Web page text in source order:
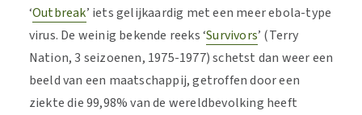
‘Outbreak’ iets gelijkaardig met een meer ebola-type
virus. De weinig bekende reeks ‘Survivors’ (Terry
Nation, 3 seizoenen, 1975-1977) schetst dan weer een
beeld van een maatschappij, getroffen door een
ziekte die 99,98% van de wereldbevolking heeft